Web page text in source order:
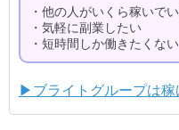
・他の人がいくら稼いで
・気軽に副業したい
・短時間しか働きたくない
▶ブライトグループは稼